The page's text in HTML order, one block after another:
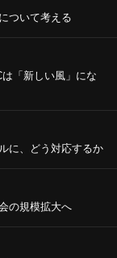
ついて考える
「新しい風」にな
に、どう対応するか
の規模拡大へ